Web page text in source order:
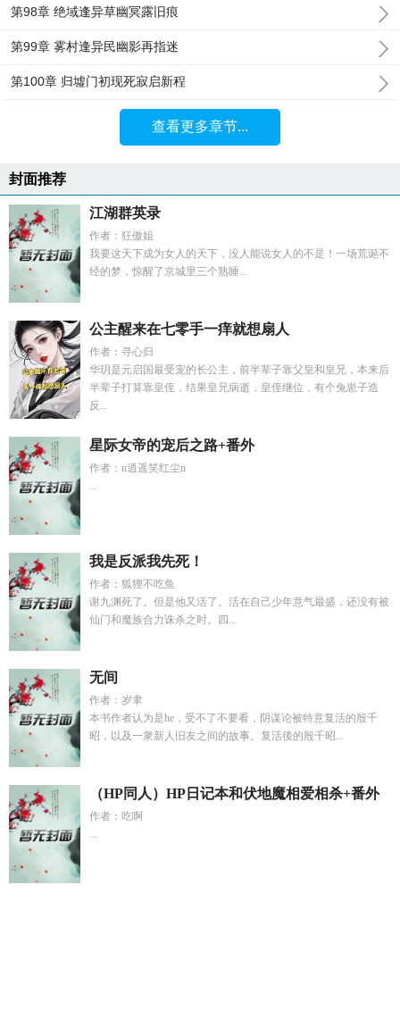
第98章 绝域逢异草幽冥露旧痕
第99章 雾村逢异民幽影再指迷
第100章 归墟门初现死寂启新程
查看更多章节...
封面推荐
江湖群英录
作者：狂傲姐
我要这天下成为女人的天下，没人能说女人的不是！一场荒诞不
经的梦，惊醒了京城里三个熟睡...
公主醒来在七零手一痒就想扇人
作者：寻心归
华玥是元启国最受宠的长公主，前半辈子靠父皇和皇兄，本来后
半辈子打算靠皇侄，结果皇兄病逝，皇侄继位，有个兔崽子造
反...
星际女帝的宠后之路+番外
作者：n逍遥笑红尘n
...
我是反派我先死！
作者：狐狸不吃鱼
谢九渊死了。但是他又活了。活在自己少年意气最盛，还没有被
仙门和魔族合力诛杀之时。四...
无间
作者：岁聿
本书作者认为是he，受不了不要看，阴谋论被特意复活的殷千
昭，以及一衆新人旧友之间的故事。复活後的殷千昭...
（HP同人）HP日记本和伏地魔相爱相杀+番外
作者：吃啊
...